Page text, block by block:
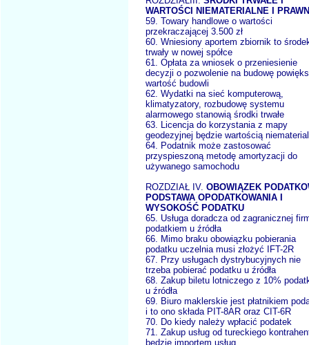
WARTOŚCI NIEMATERIALNE I
59. Towary handlowe o wartości
przekraczającej 3.500 zł
60. Wniesiony aportem zbiornik to
trwały w nowej spółce
61. Opłata za wniosek o przeniesienie
decyzji o pozwolenie na budowę
wartość budowli
62. Wydatki na sieć komputerową,
klimatyzatory, rozbudowę systemu
alarmowego stanowią środki trwałe
63. Licencja do korzystania z mapy
geodezyjnej będzie wartością
64. Podatnik może zastosować
przyspieszoną metodę amortyzacji do
używanego samochodu
ROZDZIAŁ IV. OBOWIĄZEK
PODSTAWA OPODATKOWANIA I
WYSOKOŚĆ PODATKU
65. Usługa doradcza od zagranicznej
podatkiem u źródła
66. Mimo braku obowiązku pobierania
podatku uczelnia musi złożyć IFT-2R
67. Przy usługach dystrybucyjnych nie
trzeba pobierać podatku u źródła
68. Zakup biletu lotniczego z 10%
u źródła
69. Biuro maklerskie jest płatnikiem
i to ono składa PIT-8AR oraz CIT-6R
70. Do kiedy należy wpłacić podatek
71. Zakup usług od tureckiego
będzie importem usług